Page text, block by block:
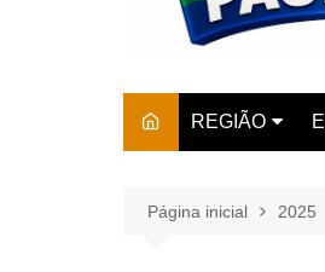
REGIÃO
Página inicial 2025